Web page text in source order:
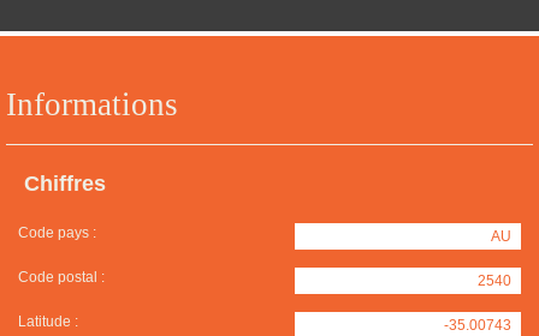
Informations
Chiffres
Code pays : AU
Code postal : 2540
Latitude : -35.00743